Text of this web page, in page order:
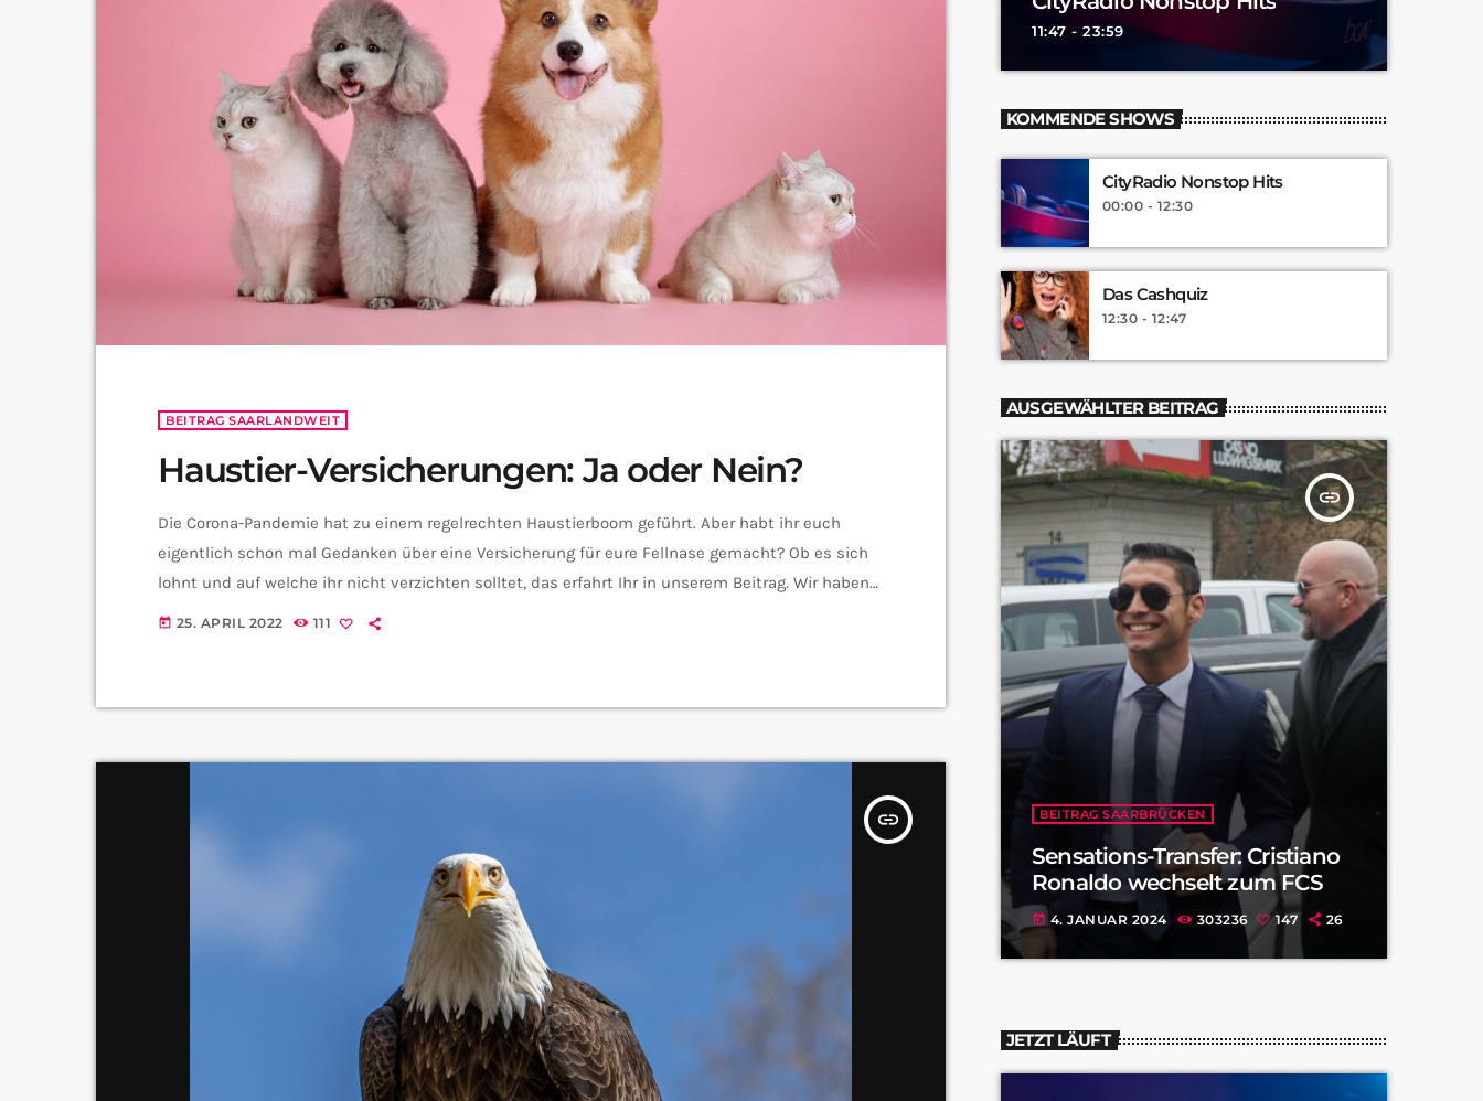
BEITRAG SAARLANDWEIT
Haustier-Versicherungen: Ja oder Nein?
Die Corona-Pandemie hat zu einem regelrechten Haustierboom geführt. Aber habt ihr euch
eigentlich schon mal Gedanken über eine Versicherung für eure Fellnase gemacht? Ob es sich
lohnt und auf welche ihr nicht verzichten solltet, das erfahrt Ihr in unserem Beitrag. Wir haben
nämlich mit Eva Maria-Loch von der Verbraucherzentrale des Saarlandes gesprochen.
today 25. APRIL 2022 111
insert_link
11:47 - 23:59
KOMMENDE SHOWS
CityRadio Nonstop Hits
00:00 - 12:30
Das Cashquiz
12:30 - 12:47
AUSGEWÄHLTER BEITRAG
insert_link
BEITRAG SAARBRÜCKEN
Sensations-Transfer: Cristiano
Ronaldo wechselt zum FCS
today 4. JANUAR 2024 303236 147 26
JETZT LÄUFT